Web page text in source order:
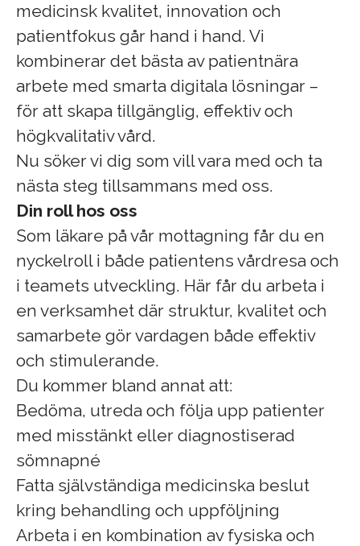
medicinsk kvalitet, innovation och
patientfokus går hand i hand. Vi
kombinerar det bästa av patientnära
arbete med smarta digitala lösningar –
för att skapa tillgänglig, effektiv och
högkvalitativ vård.
Nu söker vi dig som vill vara med och ta
nästa steg tillsammans med oss.
Din roll hos oss
Som läkare på vår mottagning får du en
nyckelroll i både patientens vårdresa och
i teamets utveckling. Här får du arbeta i
en verksamhet där struktur, kvalitet och
samarbete gör vardagen både effektiv
och stimulerande.
Du kommer bland annat att:
Bedöma, utreda och följa upp patienter
med misstänkt eller diagnostiserad
sömnapné
Fatta självständiga medicinska beslut
kring behandling och uppföljning
Arbeta i en kombination av fysiska och